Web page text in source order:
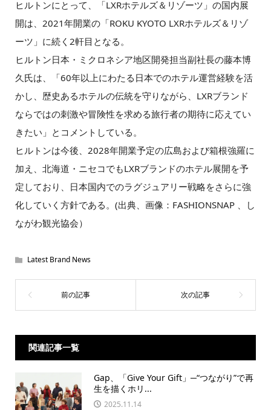
ヒルトンにとって、「LXRホテルズ＆リゾーツ」の国内展
開は、2021年開業の「ROKU KYOTO LXRホテルズ＆リゾ
ーツ」に続く2軒目となる。
ヒルトン日本・ミクロネシア地区開発担当副社長の藤本博
久氏は、「60年以上にわたる日本でのホテル運営経験を活
かし、歴史あるホテルの伝統を守りながら、LXRブランド
ならではの刺激や冒険性を求める旅行者の期待に応えてい
きたい」とコメントしている。
ヒルトンは今後、2028年開業予定の広島および箱根強羅に
加え、北海道・ニセコでもLXRブランドのホテル展開を予
定しており、日本国内でのラグジュアリー戦略をさらに強
化していく方針である。(出典、画像：FASHIONSNAP 、し
ながわ観光協会）
Latest Brand News
関連記事一覧
Gap、「Give Your Gift」─“つながり”で再
生を描くホリ...
2025.11.14